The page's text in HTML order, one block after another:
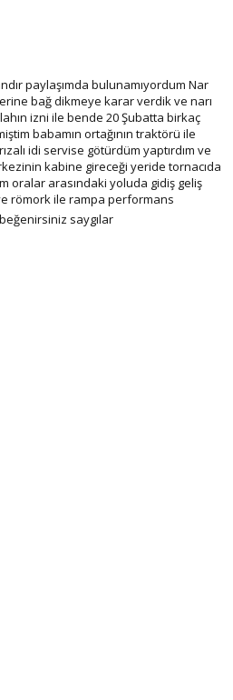
paylaşımda bulunamıyordum Nar
bağ dikmeye karar verdik ve narı
izni ile bende 20 Şubatta birkaç
babamın ortağının traktörü ile
idi servise götürdüm yaptırdım ve
kabine gireceği yeride tornacıda
oralar arasındaki yoluda gidiş geliş
römork ile rampa performans
saygılar